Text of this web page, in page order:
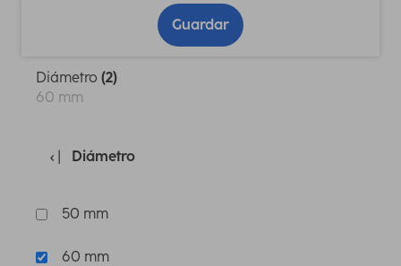
Guardar
Diámetro (2)
60 mm
Diámetro
50 mm
60 mm